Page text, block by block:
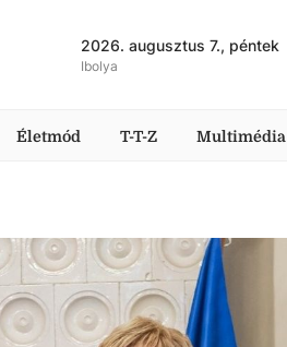
2026. augusztus 7., péntek
Ibolya
Életmód T-T-Z Multimédia